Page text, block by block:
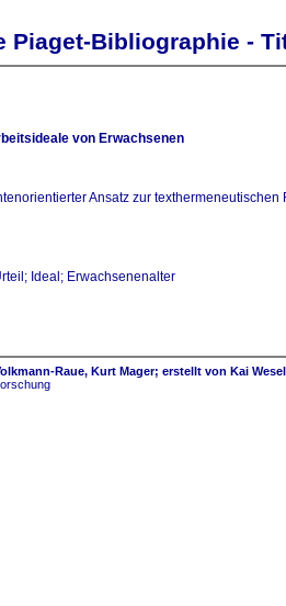
Piaget-Bibliographie -
von Erwachsenen
Ansatz zur
Ideal; Erwachsenenalter
Raue, Kurt Mager; erstellt von Kai